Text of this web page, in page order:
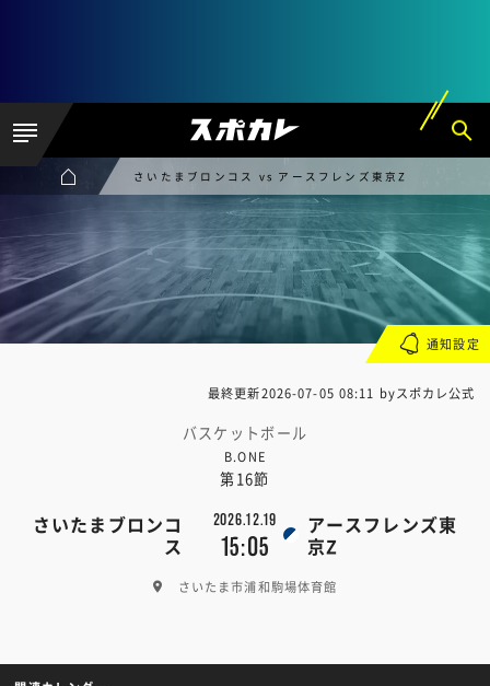
さいたまブロンコス vs アースフレンズ東京Z
最終更新2026-07-05 08:11 byスポカレ公式
バスケットボール
B.ONE
第16節
さいたまブロンコ
ス
2026.12.19
15:05
アースフレンズ東
京Z
さいたま市浦和駒場体育館
通知設定